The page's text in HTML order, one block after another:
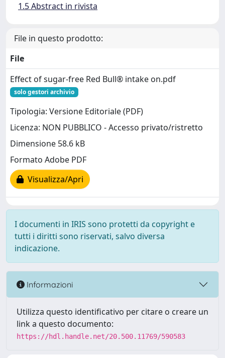
1.5 Abstract in rivista
File in questo prodotto:
File
Effect of sugar-free Red Bull® intake on.pdf
solo gestori archivio
Tipologia: Versione Editoriale (PDF)
Licenza: NON PUBBLICO - Accesso privato/ristretto
Dimensione 58.6 kB
Formato Adobe PDF
Visualizza/Apri
I documenti in IRIS sono protetti da copyright e
tutti i diritti sono riservati, salvo diversa
indicazione.
Informazioni
Utilizza questo identificativo per citare o creare un
link a questo documento:
https://hdl.handle.net/20.500.11769/590583